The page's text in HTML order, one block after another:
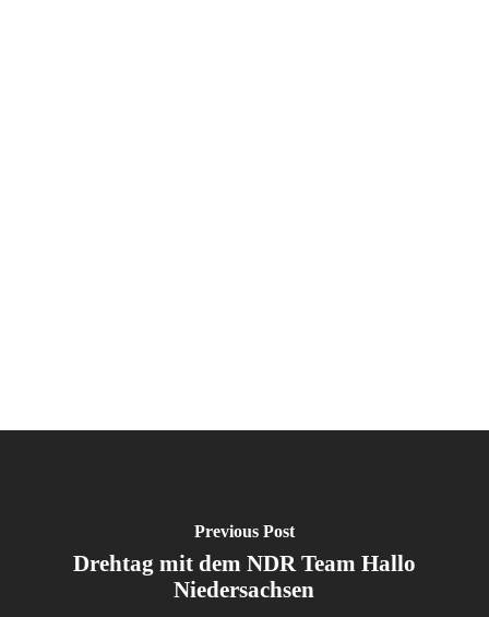
Previous Post
Drehtag mit dem NDR Team Hallo
Niedersachsen